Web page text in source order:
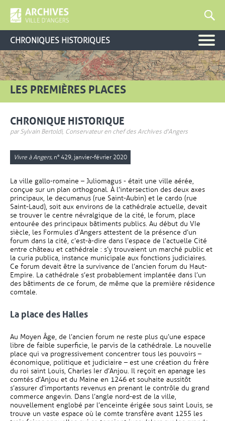
CHRONIQUES HISTORIQUES
LES PREMIÈRES PLACES
CHRONIQUE HISTORIQUE
par Sylvain Bertoldi, Conservateur en chef des Archives d'Angers
Vivre à Angers, n° 429, janvier-février 2020
La ville gallo-romaine – Juliomagus - était une ville aérée,
conçue sur un plan orthogonal. À l’intersection des deux axes
principaux, le decumanus (rue Saint-Aubin) et le cardo (rue
Saint-Laud), soit aux environs de la cathédrale actuelle, devait
se trouver le centre névralgique de la cité, le forum, place
entourée des principaux bâtiments publics. Au début du VIe
siècle, les Formules d’Angers attestent de la présence d’un
forum dans la cité, c’est-à-dire dans l’espace de l’actuelle Cité
entre château et cathédrale : s’y trouvaient un marché public et
la curia publica, instance municipale aux fonctions judiciaires.
Ce forum devait être la survivance de l’ancien forum du Haut-
Empire. La cathédrale s’est probablement implantée dans l’un
des bâtiments de ce forum, de même que la première résidence
comtale.
La place des Halles
Au Moyen Âge, de l’ancien forum ne reste plus qu’une espace
libre de faible superficie, le parvis de la cathédrale. La nouvelle
place qui va progressivement concentrer tous les pouvoirs –
économique, politique et judiciaire – est une création du frère
du roi saint Louis, Charles Ier d’Anjou. Il reçoit en apanage les
comtés d’Anjou et du Maine en 1246 et souhaite aussitôt
s’assurer d’importants revenus en prenant le contrôle du grand
commerce angevin. Dans l’angle nord-est de la ville,
nouvellement englobé par l’enceinte érigée sous saint Louis, se
trouve un vaste espace où le comte transfère avant 1255 les